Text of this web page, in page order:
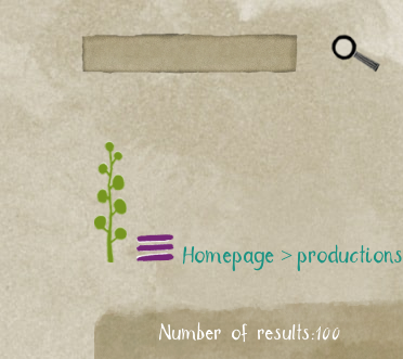
Homepage > productions
Number of results:100